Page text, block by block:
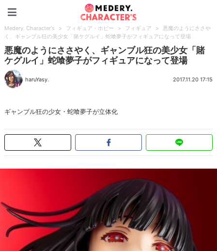
Medery. Character's > フィギュア・ホビー > フィギュア >
悪魔のようにささや
く、ギャンブル狂の美少女「賭ケグルイ」蛇喰夢子がフィギュアになって登場
悪魔のようにささやく、ギャンブル狂の美少女「賭
ケグルイ」蛇喰夢子がフィギュアになって登場
haruYasy. 2017.11.20 17:15
ギャンブル狂の少女・蛇喰夢子が立体化